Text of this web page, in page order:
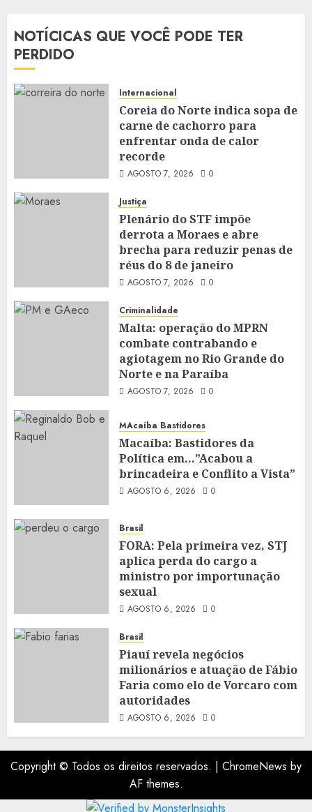
NOTÍCICAS QUE VOCÊ PODE TER
PERDIDO
Internacional
Coreia do Norte indica sopa de
carne de cachorro para
enfrentar onda de calor
recorde
AGOSTO 7, 2026 0
Justiça
Plenário do STF impõe
derrota a Moraes e abre
brecha para reduzir penas de
réus do 8 de janeiro
AGOSTO 7, 2026 0
Criminalidade
Malta: operação do MPRN
combate contrabando e
agiotagem no Rio Grande do
Norte e na Paraíba
AGOSTO 7, 2026 0
MAcaíba Bastidores
Macaíba: Bastidores da
Política em…”Acabou a
brincadeira e Conflito a Vista”
AGOSTO 6, 2026 0
Brasil
FORA: Pela primeira vez, STJ
aplica perda do cargo a
ministro por importunação
sexual
AGOSTO 6, 2026 0
Brasil
Piauí revela negócios
milionários e atuação de Fábio
Faria como elo de Vorcaro com
autoridades
AGOSTO 6, 2026 0
Copyright © Todos os direitos reservados. | ChromeNews by
AF themes.